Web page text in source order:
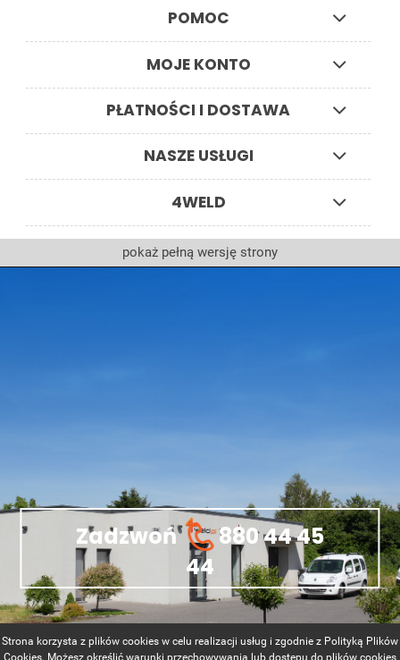
Strona korzysta z plików cookies w celu realizacji usług i zgodnie z Polityką Plików
POMOC
MOJE KONTO
PŁATNOŚCI I DOSTAWA
NASZE USŁUGI
4WELD
pokaż pełną wersję strony
Zadzwoń
880 44 45
44